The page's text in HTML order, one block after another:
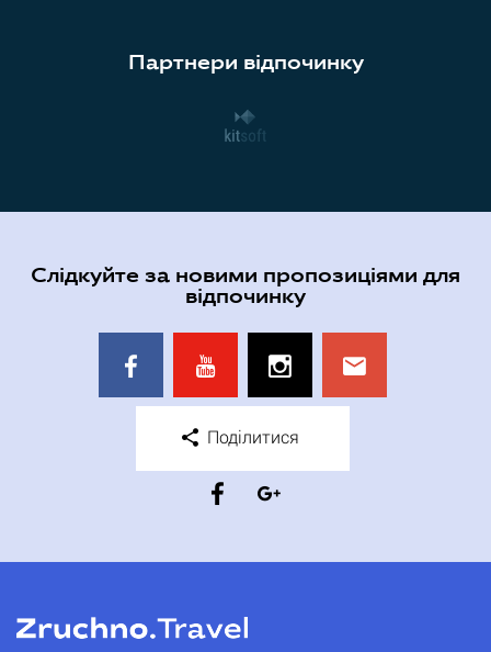
Партнери відпочинку
Слідкуйте за новими пропозиціями для
відпочинку
Поділитися